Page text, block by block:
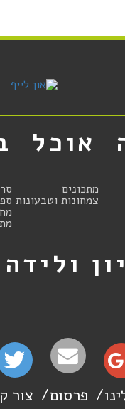
אוכל
מתכונים
צמחונות וטבעונות
ולידה
פרסום צור